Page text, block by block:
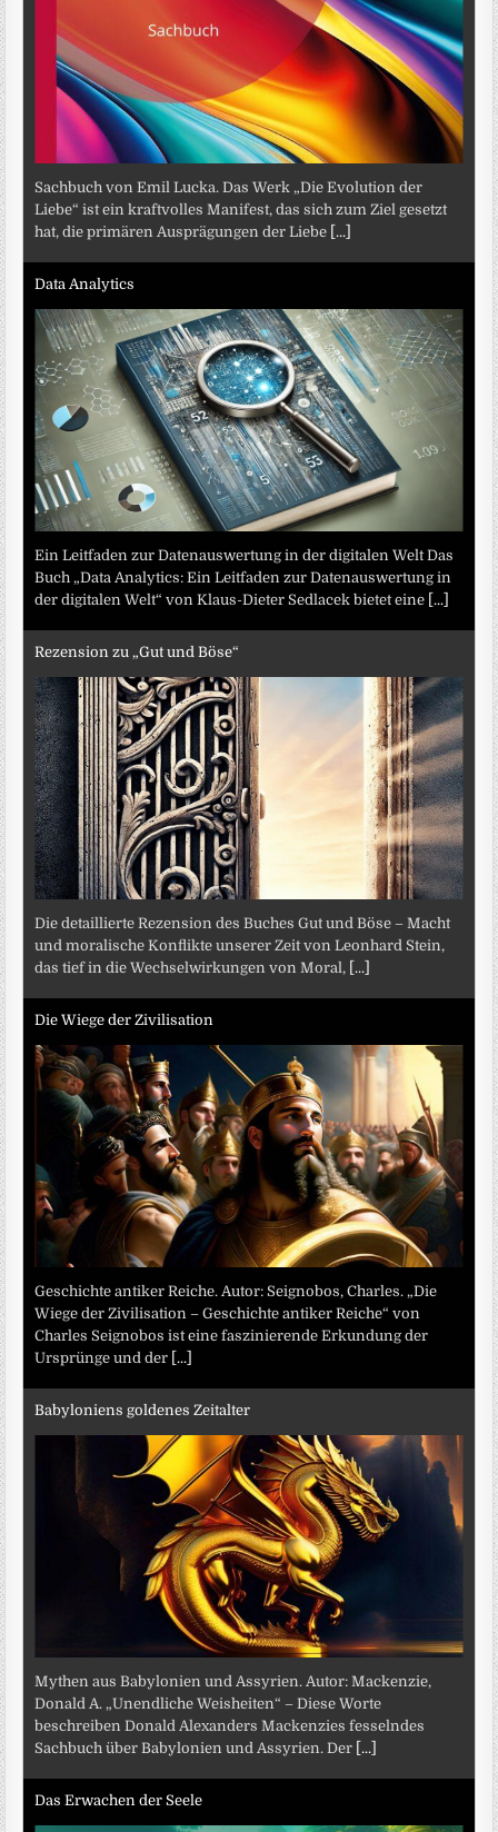
Sachbuch von Emil Lucka. Das Werk „Die Evolution der
Liebe“ ist ein kraftvolles Manifest, das sich zum Ziel gesetzt
hat, die primären Ausprägungen der Liebe [...]
Data Analytics
Ein Leitfaden zur Datenauswertung in der digitalen Welt Das
Buch „Data Analytics: Ein Leitfaden zur Datenauswertung in
der digitalen Welt“ von Klaus-Dieter Sedlacek bietet eine [...]
Rezension zu „Gut und Böse“
Die detaillierte Rezension des Buches Gut und Böse – Macht
und moralische Konflikte unserer Zeit von Leonhard Stein,
das tief in die Wechselwirkungen von Moral, [...]
Die Wiege der Zivilisation
Geschichte antiker Reiche. Autor: Seignobos, Charles. „Die
Wiege der Zivilisation – Geschichte antiker Reiche“ von
Charles Seignobos ist eine faszinierende Erkundung der
Ursprünge und der [...]
Babyloniens goldenes Zeitalter
Mythen aus Babylonien und Assyrien. Autor: Mackenzie,
Donald A. „Unendliche Weisheiten“ – Diese Worte
beschreiben Donald Alexanders Mackenzies fesselndes
Sachbuch über Babylonien und Assyrien. Der [...]
Das Erwachen der Seele